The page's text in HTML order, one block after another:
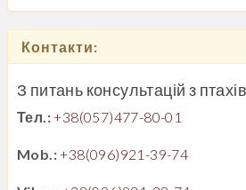
Контакти:
З питань консультацій з
Тел.:+38(057)477-80-01
Mob.:+38(096)921-39-74